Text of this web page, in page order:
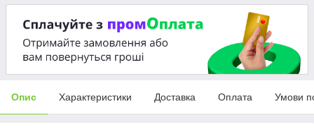
Опис Характеристики Доставка Оплата Умови